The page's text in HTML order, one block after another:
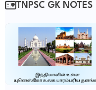
TNPSC GK NOTES